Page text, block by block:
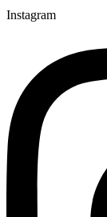
Instagram